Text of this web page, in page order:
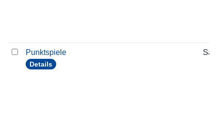
Punktspiele
Details